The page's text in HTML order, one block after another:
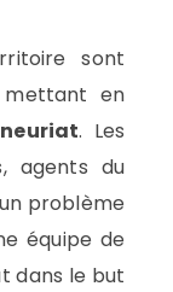
sont
mettant en
. Les
agents du
problème
équipe de
dans le but